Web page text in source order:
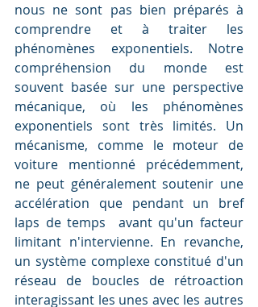
nous ne sont pas bien préparés à
comprendre et à traiter les
phénomènes exponentiels. Notre
compréhension du monde est
souvent basée sur une perspective
mécanique, où les phénomènes
exponentiels sont très limités. Un
mécanisme, comme le moteur de
voiture mentionné précédemment,
ne peut généralement soutenir une
accélération que pendant un bref
laps de temps  avant qu'un facteur
limitant n'intervienne. En revanche,
un système complexe constitué d'un
réseau de boucles de rétroaction
interagissant les unes avec les autres